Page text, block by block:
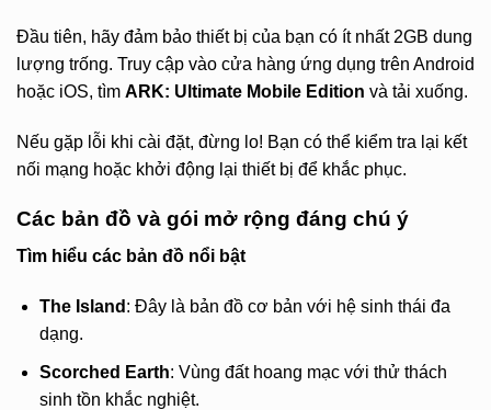
Đầu tiên, hãy đảm bảo thiết bị của bạn có ít nhất 2GB dung
lượng trống. Truy cập vào cửa hàng ứng dụng trên Android
hoặc iOS, tìm ARK: Ultimate Mobile Edition và tải xuống.
Nếu gặp lỗi khi cài đặt, đừng lo! Bạn có thể kiểm tra lại kết
nối mạng hoặc khởi động lại thiết bị để khắc phục.
Các bản đồ và gói mở rộng đáng chú ý
Tìm hiểu các bản đồ nổi bật
The Island : Đây là bản đồ cơ bản với hệ sinh thái đa
dạng.
Scorched Earth: Vùng đất hoang mạc với thử thách
sinh tồn khắc nghiệt.